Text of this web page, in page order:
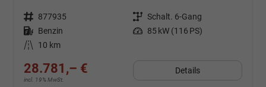
Fahrzeugnr. 877935 Getriebe Schalt. 6-Gang
Kraftstoff Benzin Leistung 85 kW (116 PS)
Kilometerstand
10 km
28.781,– €
incl. 19% MwSt.
Details